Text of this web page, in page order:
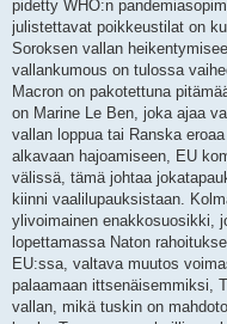
pidetty WHO:n
julistettavat poikkeustilat on
Soroksen vallan
vallankumous on tulossa
Macron on pakotettuna
on Marine Le Ben, joka ajaa
vallan loppua tai Ranska
alkavaan hajoamiseen, EU
välissä, tämä johtaa
kiinni vaalilupauksistaan.
ylivoimainen enakkosuosikki,
lopettamassa Naton
EU:ssa, valtava muutos
palaamaan ittsenäisemmiksi,
vallan, mikä tuskin on